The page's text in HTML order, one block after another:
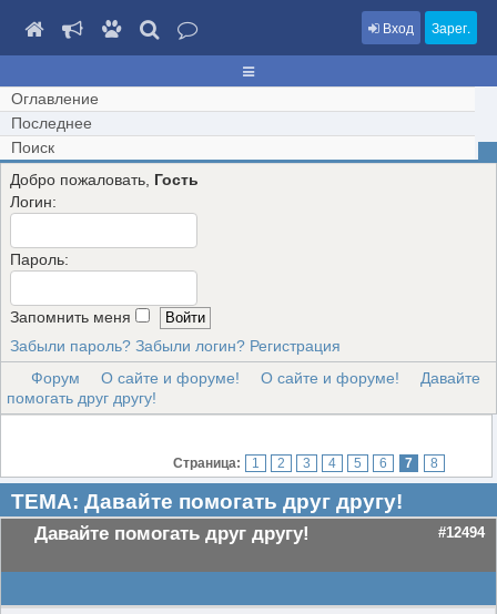
Вход Зарег.
Оглавление
Последнее
Поиск
Добро пожаловать, Гость
Логин:
Пароль:
Запомнить меня
Забыли пароль? Забыли логин? Регистрация
Форум
О сайте и форуме! О сайте и форуме!
Давайте
помогать друг другу!
Страница: 1 2 3 4 5 6 7 8
ТЕМА: Давайте помогать друг другу!
Давайте помогать друг другу! #12494